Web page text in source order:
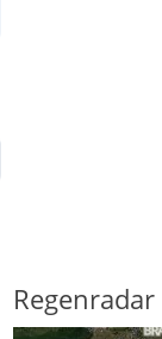
Regenradar